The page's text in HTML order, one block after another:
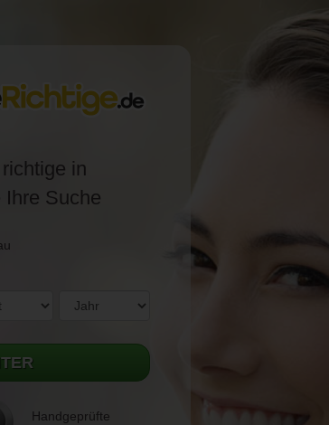
in
Ihre Suche
Handgeprüfte